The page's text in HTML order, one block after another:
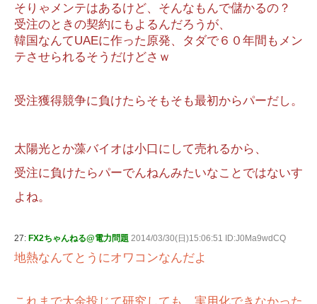
そりゃメンテはあるけど、そんなもんで儲かるの？
受注のときの契約にもよるんだろうが、
韓国なんてUAEに作った原発、タダで６０年間もメン
テさせられるそうだけどさｗ
受注獲得競争に負けたらそもそも最初からパーだし。
太陽光とか藻バイオは小口にして売れるから、
受注に負けたらパーでんねんみたいなことではないす
よね。
27: FX2ちゃんねる@電力問題 2014/03/30(日)15:06:51 ID:J0Ma9wdCQ
地熱なんてとうにオワコンなんだよ
これまで大金投じて研究しても、実用化できなかった